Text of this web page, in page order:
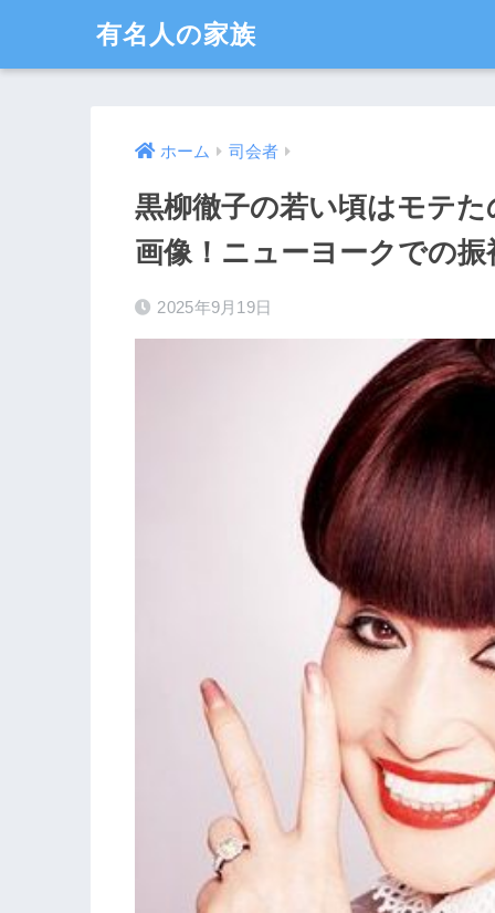
有名人の家族
ホーム 司会者
黒柳徹子の若い頃はモテ
画像！ニューヨークでの
2025年9月19日